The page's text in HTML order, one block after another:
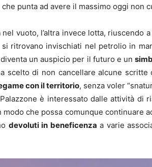
punta ad avere il massimo oggi non
vuoto, l’altra invece lotta, riuscendo
ritrovano invischiati nel petrolio in
diventa un auspicio per il futuro e un
scelto di non cancellare alcune
con il territorio, senza voler
è interessato dalle attività di
modo che possa comunque continuare
devoluti in beneficenza a varie